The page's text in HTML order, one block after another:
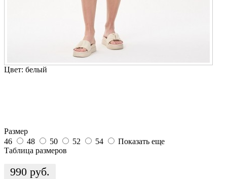
Цвет: белый
Размер
46
48 50 52 54
Показать еще
Таблица размеров
990 руб.